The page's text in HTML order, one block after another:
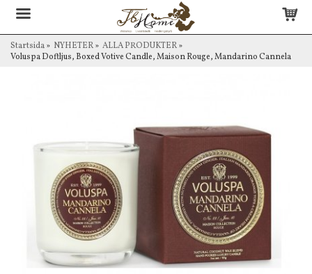
Startsida» NYHETER» ALLA PRODUKTER»
Voluspa Doftljus, Boxed Votive Candle, Maison Rouge, Mandarino Cannela